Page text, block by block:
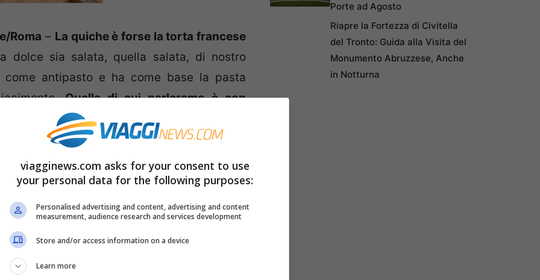
Roma – La quiche è forse la torta francese
dolce sia salata, quella salata, di nostro
come antipasto e ha come base la pasta
Quella di cui parleremo è con
Porte ad Agosto
Riapre la Fortezza di Civitella
del Tronto: Guida alla Visita del
Monumento Abruzzese, Anche
in Notturna
viagginews.com asks for your consent to use
your personal data for the following purposes:
Personalised advertising and content, advertising and content
measurement, audience research and services development
Store and/or access information on a device
Learn more